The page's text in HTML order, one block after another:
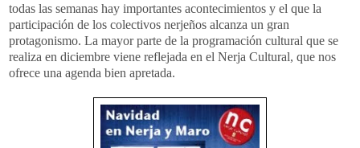
todas las semanas hay importantes acontecimientos y el que la
participación de los colectivos nerjeños alcanza un gran
protagonismo. La mayor parte de la programación cultural que se
realiza en diciembre viene reflejada en el Nerja Cultural, que nos
ofrece una agenda bien apretada.